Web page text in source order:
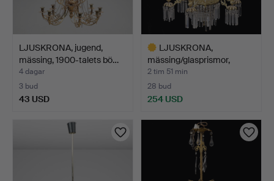
LJUSKRONA, jugend,
mässing, 1900-talets bö…
4 dagar
3 bud
43 USD
LJUSKRONA,
mässing/glasprismor,
1800/1900-…
2 tim 51 min
28 bud
254 USD